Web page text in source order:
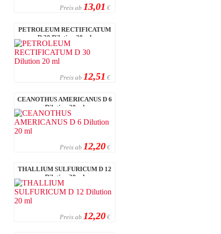
Preis ab 13,01 €
PETROLEUM RECTIFICATUM
D 30 Dilution 20 ml
Preis ab 12,51 €
CEANOTHUS AMERICANUS D 6
Dilution 20 ml
Preis ab 12,20 €
THALLIUM SULFURICUM D 12
Dilution 20 ml
Preis ab 12,20 €